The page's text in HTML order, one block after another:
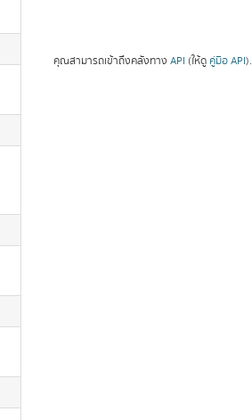
คุณสามารถเข้าถึงคลังทาง API (ให้ดู คู่มือ API).